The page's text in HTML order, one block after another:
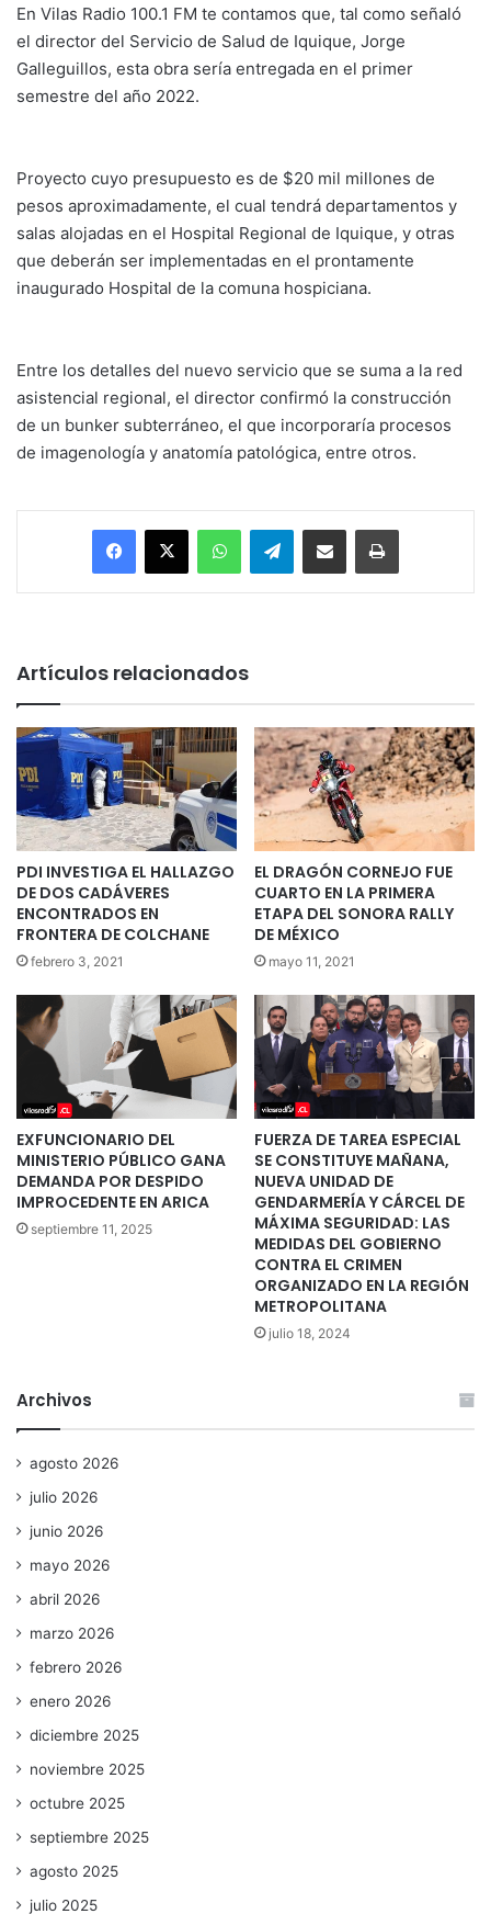
En Vilas Radio 100.1 FM te contamos que, tal como señaló
el director del Servicio de Salud de Iquique, Jorge
Galleguillos, esta obra sería entregada en el primer
semestre del año 2022.
Proyecto cuyo presupuesto es de $20 mil millones de
pesos aproximadamente, el cual tendrá departamentos y
salas alojadas en el Hospital Regional de Iquique, y otras
que deberán ser implementadas en el prontamente
inaugurado Hospital de la comuna hospiciana.
Entre los detalles del nuevo servicio que se suma a la red
asistencial regional, el director confirmó la construcción
de un bunker subterráneo, el que incorporaría procesos
de imagenología y anatomía patológica, entre otros.
Facebook
X WhatsAppTelegramEnviar vía email Imprimir
Artículos relacionados
PDI INVESTIGA EL HALLAZGO
DE DOS CADÁVERES
ENCONTRADOS EN
FRONTERA DE COLCHANE
febrero 3, 2021
EL DRAGÓN CORNEJO FUE
CUARTO EN LA PRIMERA
ETAPA DEL SONORA RALLY
DE MÉXICO
mayo 11, 2021
EXFUNCIONARIO DEL
MINISTERIO PÚBLICO GANA
DEMANDA POR DESPIDO
IMPROCEDENTE EN ARICA
septiembre 11, 2025
FUERZA DE TAREA ESPECIAL
SE CONSTITUYE MAÑANA,
NUEVA UNIDAD DE
GENDARMERÍA Y CÁRCEL DE
MÁXIMA SEGURIDAD: LAS
MEDIDAS DEL GOBIERNO
CONTRA EL CRIMEN
ORGANIZADO EN LA REGIÓN
METROPOLITANA
julio 18, 2024
Archivos
agosto 2026
julio 2026
junio 2026
mayo 2026
abril 2026
marzo 2026
febrero 2026
enero 2026
diciembre 2025
noviembre 2025
octubre 2025
septiembre 2025
agosto 2025
julio 2025